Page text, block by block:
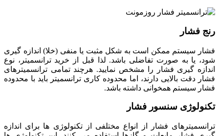
رنج فشار
فشار سیستم ممکن است به شکل مثبت یا منفی (خلا) اندازه گیری
شود، یا به صورت تفاضلی باشد. لذا قبل از خرید ترانسمیتر، نوع
اندازه گیری فشار را مشخص نمایید. هرچند تمامی ترانسمیترهای
فشار دقت بالایی دارند، اما محدوده کاری ترانسمیتر باید با محدوده
فشار سیستم همخوانی داشته باشد.
تکنولوژی سنسور فشار
ترانسمیترهای فشار از انواع مختلفی از تکنولوژی ها برای اندازه